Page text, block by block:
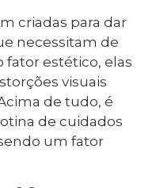
criadas para dar
necessitam de
fator estético, elas
visuais
de tudo, é
de cuidados
um fator